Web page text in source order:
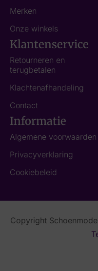
Merken
Onze winkels
Klantenservice
Retourneren en
terugbetalen
Klachtenafhandeling
Contact
Informatie
Algemene voorwaarden
Privacyverklaring
Cookiebeleid
Copyright